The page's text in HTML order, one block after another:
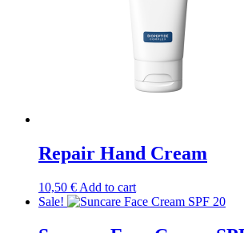
Repair Hand Cream
10,50 € Add to cart
Sale!